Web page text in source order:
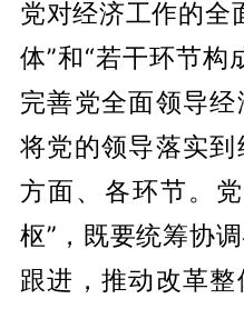
党对经济工作的全
体”和“若干环节构
完善党全面领导经
将党的领导落实
方面、各环节。
枢”，既要统筹协
跟进，推动改革